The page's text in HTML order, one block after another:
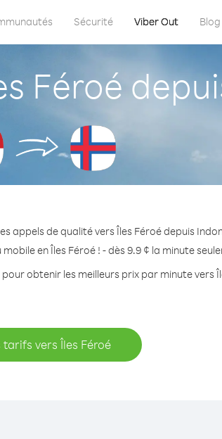
Sécurité Viber Out Blog
Féroé
appels de qualité vers Îles Féroé depuis
en Îles Féroé ! - dès 9.9 ¢ la minute
obtenir les meilleurs prix par minute vers
tarifs vers Îles Féroé